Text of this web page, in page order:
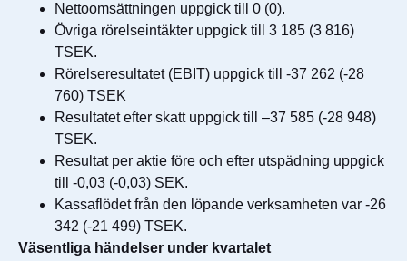
Nettoomsättningen uppgick till 0 (0).
Övriga rörelseintäkter uppgick till 3 185 (3 816)
TSEK.
Rörelseresultatet (EBIT) uppgick till -37 262 (-28
760) TSEK
Resultatet efter skatt uppgick till –37 585 (-28 948)
TSEK.
Resultat per aktie före och efter utspädning uppgick
till -0,03 (-0,03) SEK.
Kassaflödet från den löpande verksamheten var -26
342 (-21 499) TSEK.
Väsentliga händelser under kvartalet